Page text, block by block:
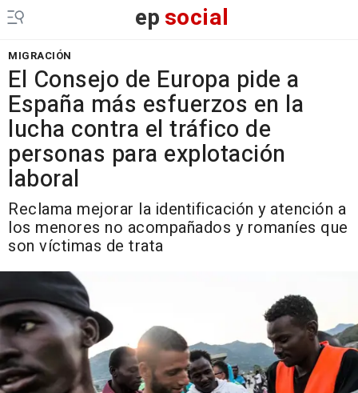
epsocial
MIGRACIÓN
El Consejo de Europa pide a
España más esfuerzos en la
lucha contra el tráfico de
personas para explotación
laboral
Reclama mejorar la identificación y atención a
los menores no acompañados y romaníes que
son víctimas de trata